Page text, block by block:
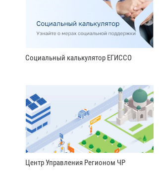
Социальный калькулятор ЕГИССО
Центр Управления Регионом ЧР